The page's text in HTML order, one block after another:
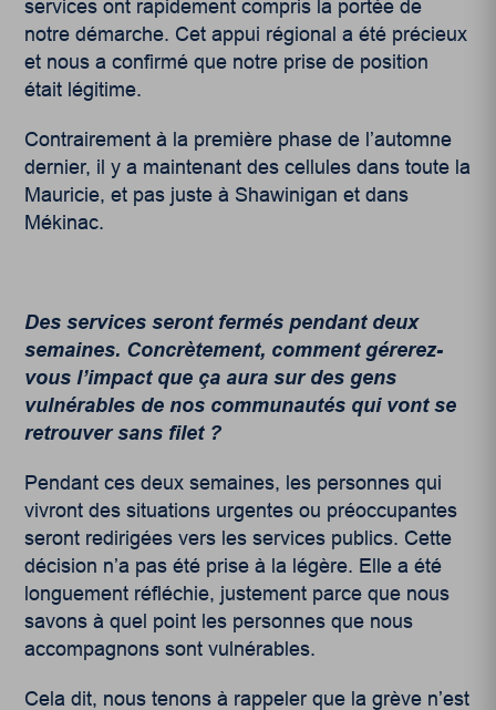
services ont rapidement compris la portée de
notre démarche. Cet appui régional a été précieux
et nous a confirmé que notre prise de position
était légitime.
Contrairement à la première phase de l’automne
dernier, il y a maintenant des cellules dans toute la
Mauricie, et pas juste à Shawinigan et dans
Mékinac.
Des services seront fermés pendant deux
semaines. Concrètement, comment gérerez-
vous l’impact que ça aura sur des gens
vulnérables de nos communautés qui vont se
retrouver sans filet ?
Pendant ces deux semaines, les personnes qui
vivront des situations urgentes ou préoccupantes
seront redirigées vers les services publics. Cette
décision n’a pas été prise à la légère. Elle a été
longuement réfléchie, justement parce que nous
savons à quel point les personnes que nous
accompagnons sont vulnérables.
Cela dit, nous tenons à rappeler que la grève n’est